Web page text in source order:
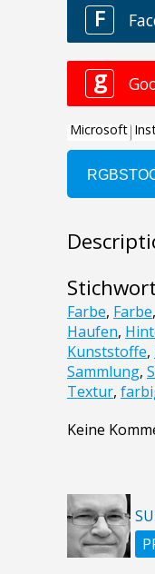
Farbe, Farbe,
Haufen,
Kunststoffe,
Sammlung,
Textur,
Keine